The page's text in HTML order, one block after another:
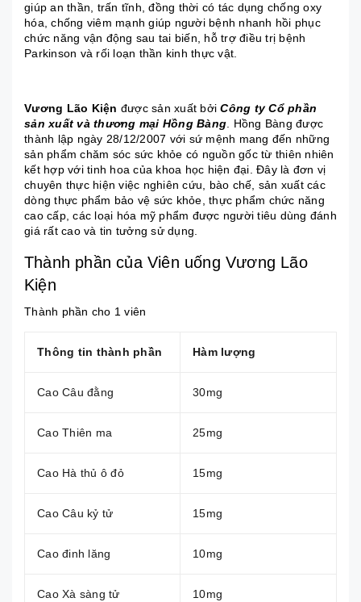
giúp an thần, trấn tĩnh, đồng thời có tác dụng chống oxy
hóa, chống viêm mạnh giúp người bệnh nhanh hồi phục
chức năng vận động sau tai biến, hỗ trợ điều trị bệnh
Parkinson và rối loạn thần kinh thực vật.
Vương Lão Kiện được sản xuất bởiCông ty Cổ phần
sản xuất và thương mại Hồng Bàng . Hồng Bàng được
thành lập ngày 28/12/2007 với sứ mệnh mang đến những
sản phẩm chăm sóc sức khỏe có nguồn gốc từ thiên nhiên
kết hợp với tinh hoa của khoa học hiện đại. Đây là đơn vị
chuyên thực hiện việc nghiên cứu, bào chế, sản xuất các
dòng thực phẩm bảo vệ sức khỏe, thực phẩm chức năng
cao cấp, các loại hóa mỹ phẩm được người tiêu dùng đánh
giá rất cao và tin tưởng sử dụng.
Thành phần của Viên uống Vương Lão
Kiện
Thành phần cho 1 viên
Thông tin thành phần Hàm lượng
Cao Câu đằng 30mg
Cao Thiên ma 25mg
Cao Hà thủ ô đỏ 15mg
Cao Câu kỷ tử 15mg
Cao đinh lăng 10mg
Cao Xà sàng tử 10mg